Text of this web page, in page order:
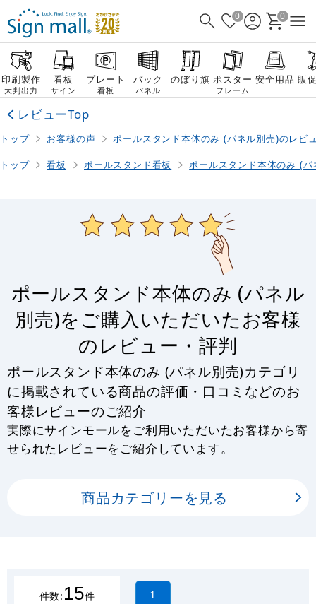
0 0
印刷製作
大判出力
看板
サイン
プレート
看板
バック
パネル
のぼり旗 ポスター
フレーム
安全用品 販
レビューTop
トップ お客様の声 ポールスタンド本体のみ (パネル別売)のレビ
トップ 看板 ポールスタンド看板 ポールスタンド本体のみ (パ
ポールスタンド本体のみ (パネル
別売)をご購入いただいたお客様
のレビュー・評判
ポールスタンド本体のみ (パネル別売)カテゴリ
に掲載されている商品の評価・口コミなどのお
客様レビューのご紹介
実際にサインモールをご利用いただいたお客様から寄
せられたレビューをご紹介しています。
商品カテゴリーを見る
件数: 15件 1